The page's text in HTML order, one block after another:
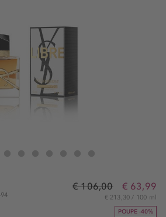
Laurent Libre Intense Eau de Parfum Spray
€ 106,00 € 63,99
€ 213,30 / 100 ml
POUPE -40%